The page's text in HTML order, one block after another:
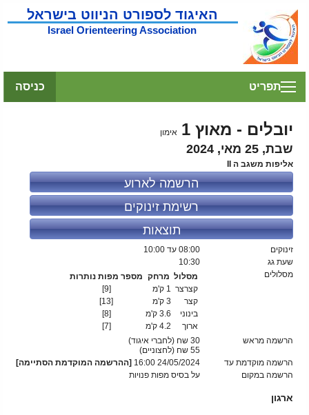
האיגוד לספורט הניווט בישראל
Israel Orienteering Association
כניסה תפריט
יובלים - מאוץ 1 אימון
שבת, 25 מאי, 2024
אליפות משגב ה II
הרשמה לארוע
רשימת זינוקים
תוצאות
זינוקים 08:00 עד 10:00
שעת גג
10:30
מסלולים
מסלול מרחק מספר מפות נותרות
קצרצר 1 ק'מ
[9]
קצר
3 ק'מ
[13]
בינוני
3.6 ק'מ
[8]
ארוך
4.2 ק'מ
[7]
הרשמה מראש
30 שח (לחברי איגוד)
55 שח (לחצוניים)
הרשמה מוקדמת עד
24/05/2024 16:00
[ההרשמה המוקדמת הסתיימה]
הרשמה במקום
על בסיס מפות פנויות
ארגון